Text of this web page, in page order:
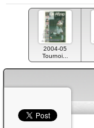
2004-05
Tournoi...